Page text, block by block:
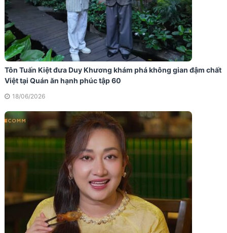
Tôn Tuấn Kiệt đưa Duy Khương khám phá không gian đậm chất
Việt tại Quán ăn hạnh phúc tập 60
18/06/2026